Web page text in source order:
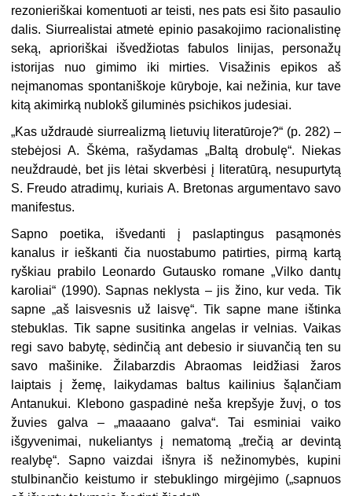
rezonieriškai komentuoti ar teisti, nes pats esi šito pasaulio
dalis. Siurrealistai atmetė epinio pasakojimo racionalistinę
seką, aprioriškai išvedžiotas fabulos linijas, personažų
istorijas nuo gimimo iki mirties. Visažinis epikos aš
neįmanomas spontaniškoje kūryboje, kai nežinia, kur tave
kitą akimirką nublokš giluminės psichikos judesiai.
„Kas uždraudė siurrealizmą lietuvių literatūroje?“ (p. 282) –
stebėjosi A. Škėma, rašydamas „Baltą drobulę“. Niekas
neuždraudė, bet jis lėtai skverbėsi į literatūrą, nesupurtytą
S. Freudo atradimų, kuriais A. Bretonas argumentavo savo
manifestus.
Sapno poetika, išvedanti į paslaptingus pasąmonės
kanalus ir ieškanti čia nuostabumo patirties, pirmą kartą
ryškiau prabilo Leonardo Gutausko romane „Vilko dantų
karoliai“ (1990). Sapnas neklysta – jis žino, kur veda. Tik
sapne „aš laisvesnis už laisvę“. Tik sapne mane ištinka
stebuklas. Tik sapne susitinka angelas ir velnias. Vaikas
regi savo babytę, sėdinčią ant debesio ir siuvančią ten su
savo mašinike. Žilabarzdis Abraomas leidžiasi žaros
laiptais į žemę, laikydamas baltus kailinius šąlančiam
Antanukui. Klebono gaspadinė neša krepšyje žuvį, o tos
žuvies galva – „maaaano galva“. Tai esminiai vaiko
išgyvenimai, nukeliantys į nematomą „trečią ar devintą
realybę“. Sapno vaizdai išnyra iš nežinomybės, kupini
stulbinančio keistumo ir stebuklingo mirgėjimo („sapnuos